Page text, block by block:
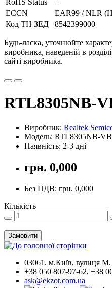
RoHS Status
+
ECCN
EAR99 / NLR
Код ТН ЗЕД
8542399000
Будь-ласка, уточнюйте
виробника, наведеній в
сайті виробника.
RTL8305NB-
Виробник: Realtek
Модель: RTL8305NB-
Наявність: 2-3 дні
грн. 0,000
Без ПДВ: грн. 0,000
Кількість
Замовити
03061, м.Київ, вулиця М.
+38 050 807-97-62, +38
ask@ekzot.com.ua